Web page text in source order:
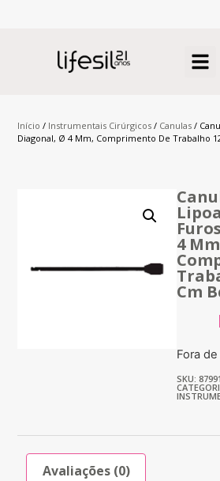
Início / Instrumentais Cirúrgicos / Canulas /
Diagonal, Ø 4 Mm, Comprimento De Trabalho
4
Cm
Fora
SKU:
Avaliações (0)